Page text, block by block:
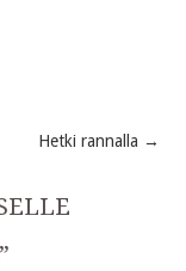
Hetki rannalla →
”